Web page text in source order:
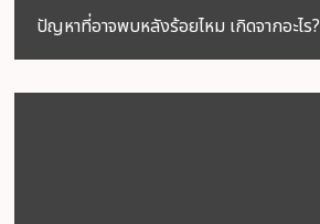
ปัญหาที่อาจพบหลังร้อยไหม เกิดจากอะไร?